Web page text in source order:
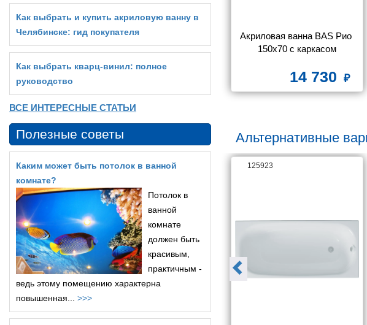
BAS Тесса
105
Акриловая ванна BAS Ибица
150х70, на каркасе
Акриловая ванна BAS Рио
150х70 с каркасом
14 730
Альтернативные
16110 125923
Как выбрать и купить акриловую ванну в
Челябинске: гид покупателя
Как выбрать кварц‑винил: полное
руководство
ВСЕ ИНТЕРЕСНЫЕ СТАТЬИ
Полезные советы
Каким может быть потолок в ванной
комнате?
Потолок в
ванной
комнате
должен быть
красивым,
практичным -
ведь этому помещению характерна
повышенная... >>>